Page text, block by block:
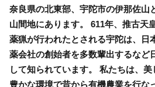
奈良県の北東部、宇陀市の伊那佐山
山間地にあります。 611年、推古天
薬猟が行われたとされる宇陀は、日
薬会社の創始者を多数輩出するなど
して知られています。 私たちは、
豊かな環境で昔から有機農業を行な